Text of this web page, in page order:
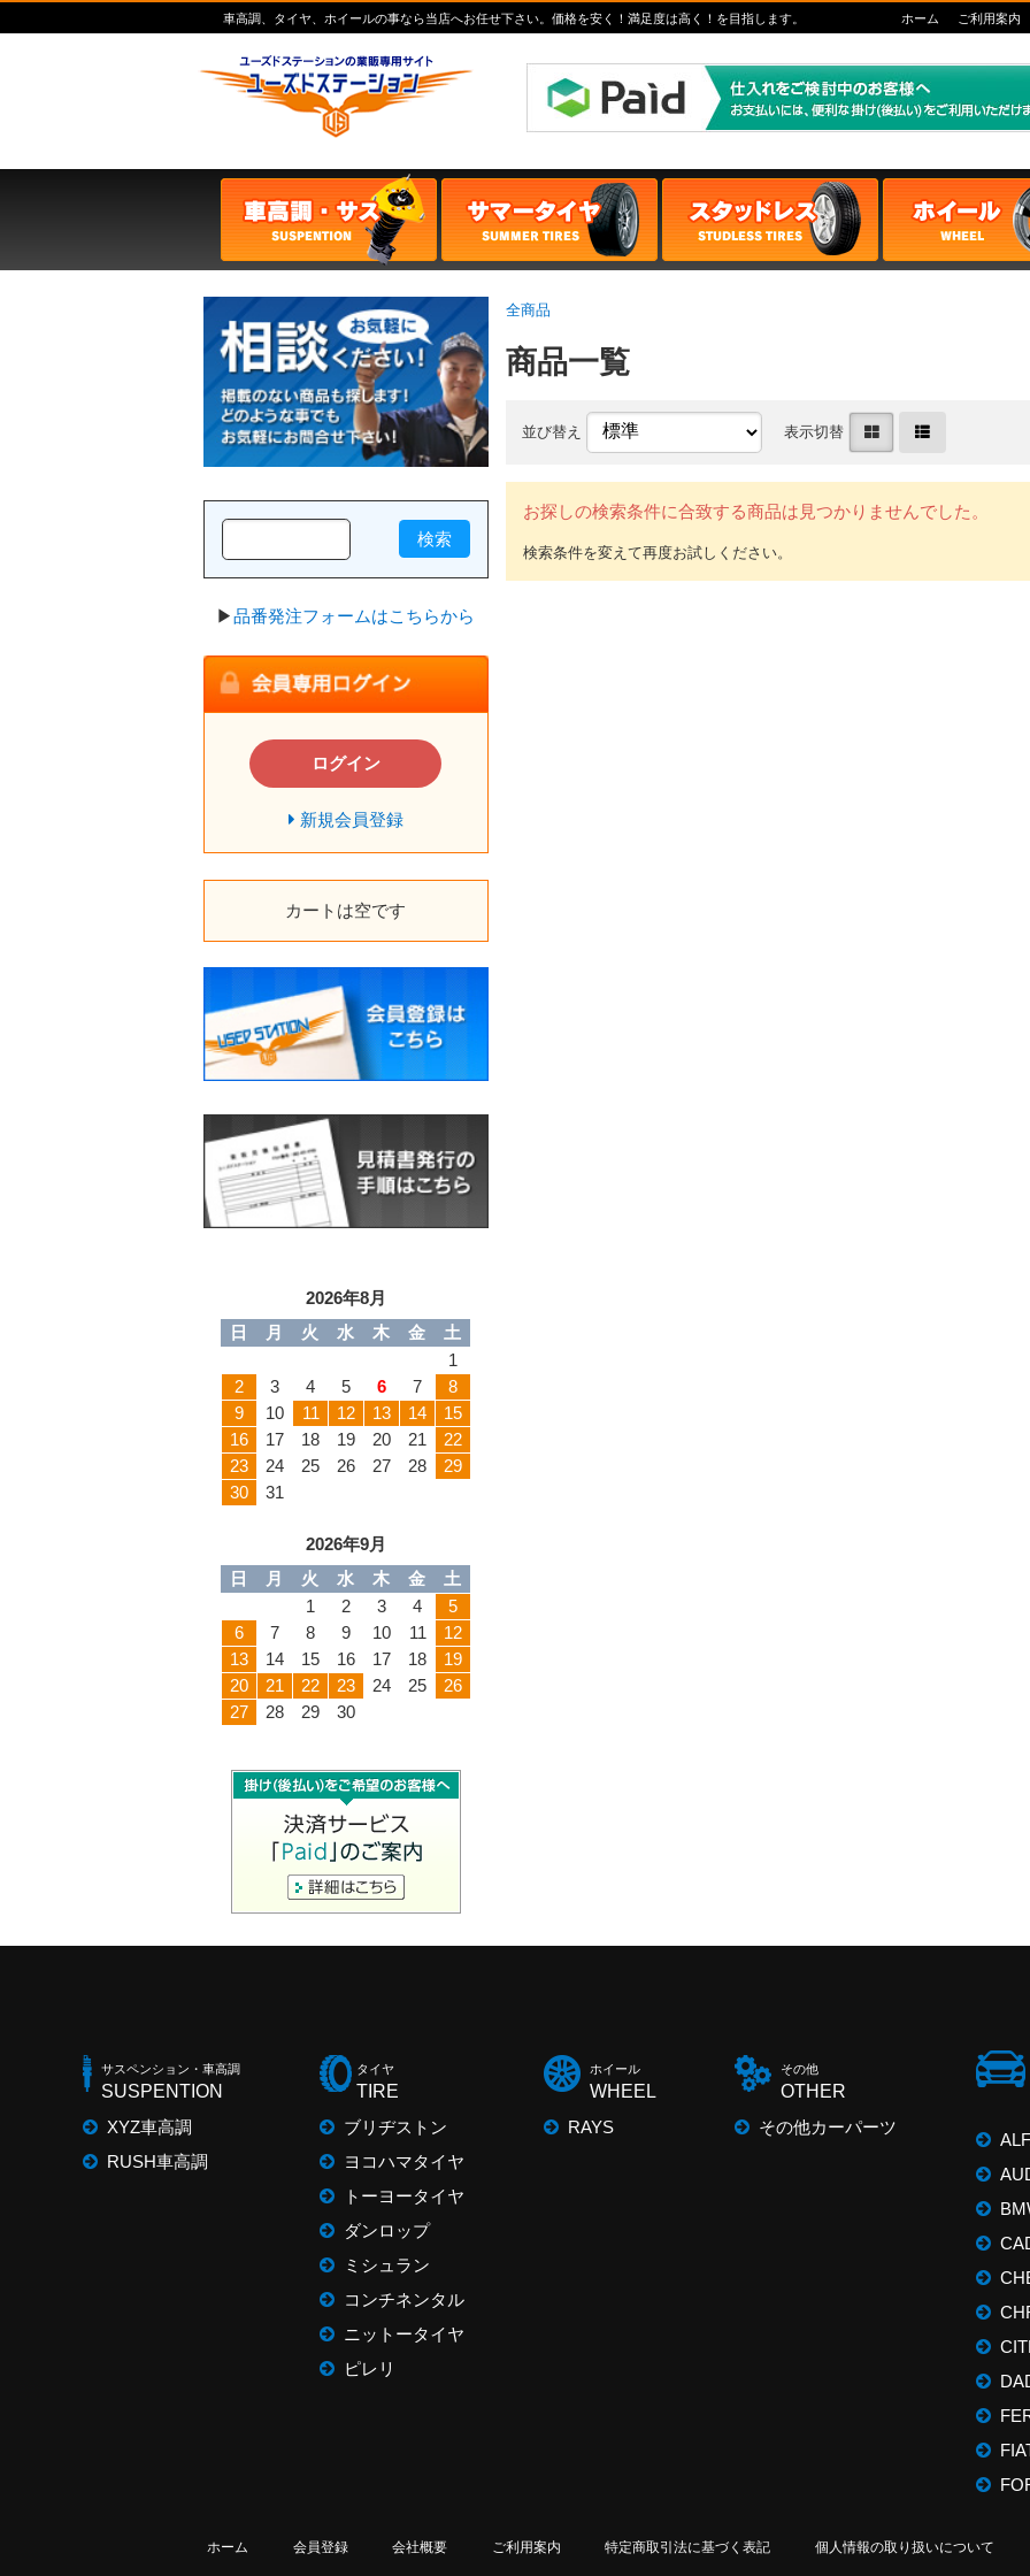
車高調、タイヤ、ホイールの事なら当店へお任せ下さい。価格を安く！満足度は高く！を目指します。 ホーム ご利用案内
全商品
商品一覧
並び替え 表示切替
お探しの検索条件に合致する商品は見つかりませんでした。
検索
▶品番発注フォームはこちらから
ログイン
新規会員登録
カートは空です
2026年8月
日
月 火 水 木 金
土
1
2
3 4 5 6 7
8
9
10 11 12 13 14
15
16
17 18 19 20 21
22
23
24 25 26 27 28
29
30
31
2026年9月
日
月 火 水 木 金
土
1
2 3 4
5
6
7 8 9 10 11
12
13
14 15 16 17 18
19
20
21 22 23 24 25
26
27
28 29 30
サスペンション・車高調
SUSPENTION
XYZ車高調
RUSH車高調
タイヤ
TIRE
ブリヂストン
ヨコハマタイヤ
トーヨータイヤ
ダンロップ
ミシュラン
コンチネンタル
ニットータイヤ
ピレリ
ホイール
WHEEL
RAYS
その他
OTHER
その他カーパーツ
ホーム 会員登録 会社概要 ご利用案内 特定商取引法に基づく表記 個人情報の取り扱いについて